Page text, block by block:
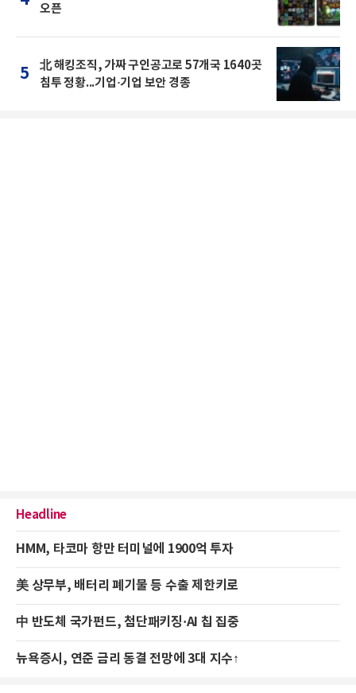
오픈
5
北 해킹조직, 가짜 구인공고로 57개국 1640곳
침투 정황...기업·기업 보안 경종
Headline
HMM, 타코마 항만 터미널에 1900억 투자
美 상무부, 배터리 폐기물 등 수출 제한키로
中 반도체 국가펀드, 첨단패키징·AI 칩 집중
뉴욕증시, 연준 금리 동결 전망에 3대 지수↑